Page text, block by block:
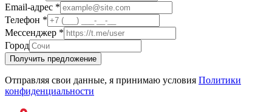
Email-адрес *
Телефон *
Мессенджер *
Город
Получить предложение
Отправляя свои данные, я принимаю условия Политики
конфиденциальности